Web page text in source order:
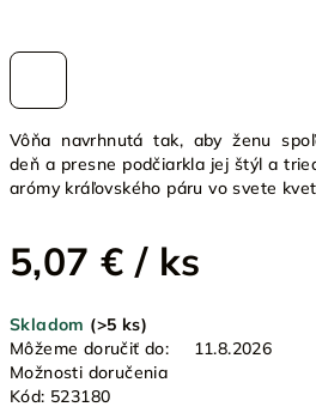
Vôňa navrhnutá tak, aby ženu
deň a presne podčiarkla jej štýl a
arómy kráľovského páru vo svete
5,07 € / ks
cena:
Skladom (>5 ks)
Môžeme doručiť do:
11.8.2026
Možnosti doručenia
Kód: 523180